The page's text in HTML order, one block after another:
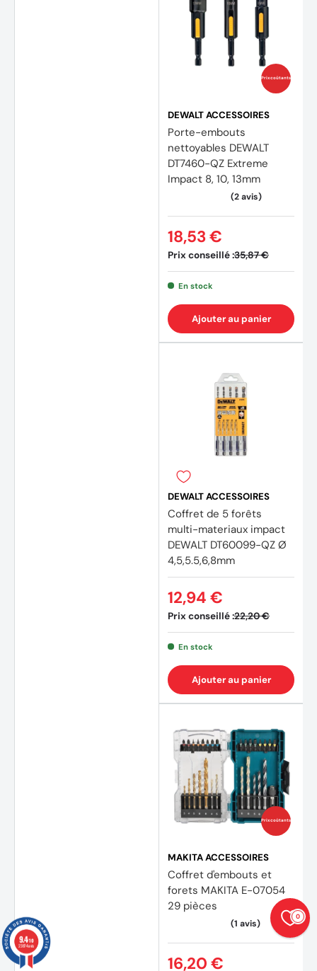
Prix coûtants
DEWALT ACCESSOIRES
Porte-embouts
nettoyables DEWALT
DT7460-QZ Extreme
Impact 8, 10, 13mm
Prix conseillé :35,87 €
18,53 €
En stock
Ajouter au panier
DEWALT ACCESSOIRES
Coffret de 5 forêts
multi-materiaux impact
DEWALT DT60099-QZ Ø
4,5,5.5,6,8mm
Prix conseillé :22,20 €
12,94 €
En stock
Ajouter au panier
Prix coûtants
MAKITA ACCESSOIRES
Coffret d'embouts et
forets MAKITA E-07054
29 pièces
16,20 €
0
9.4/10
23874 avis